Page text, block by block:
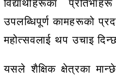
विद्यार्थीहरूका
उपलब्धिपूर्ण कामहरूको
महोत्सवलाई थप उचाइ
यसले शैक्षिक क्षेत्रका